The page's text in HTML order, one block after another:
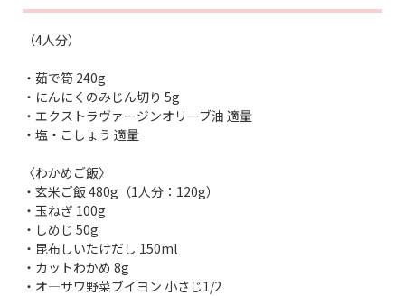
（4人分）
・茹で筍 240g
・にんにくのみじん切り 5g
・エクストラヴァージンオリーブ油 適量
・塩・こしょう 適量
〈わかめご飯〉
・玄米ご飯 480g（1人分：120g）
・玉ねぎ 100g
・しめじ 50g
・昆布しいたけだし 150ml
・カットわかめ 8g
・オ―サワ野菜ブイヨン 小さじ1/2